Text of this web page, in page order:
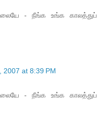
- நீங்க உங்க காலத்துப்
2007 at 8:39 PM
- நீங்க உங்க காலத்துப்